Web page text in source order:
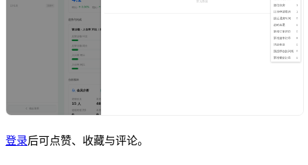
登录后可点赞、收藏与评论。